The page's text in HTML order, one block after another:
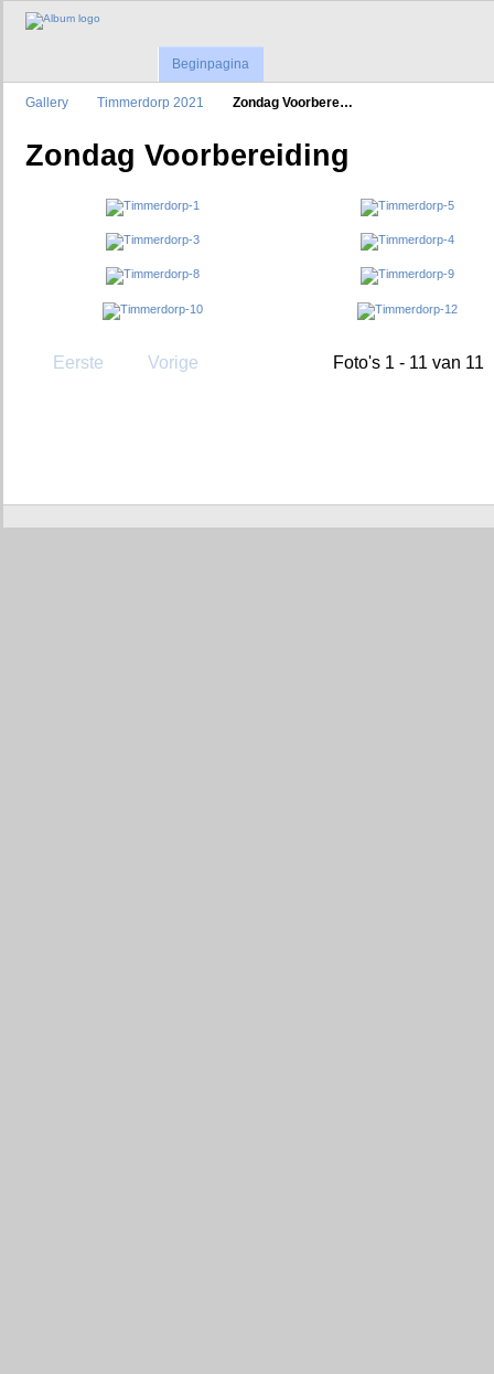
Beginpagina
Gallery Timmerdorp 2021 Zondag Voorbere…
Zondag Voorbereiding
Eerste Vorige Foto's 1 - 11 van 11